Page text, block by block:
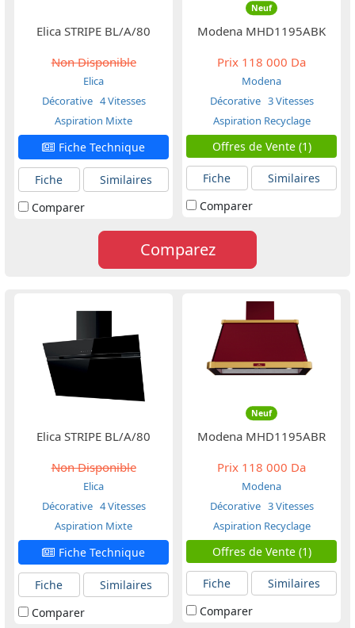
Elica STRIPE BL/A/80
Non Disponible
Elica
Décorative 4 Vitesses
Aspiration Mixte
Fiche Technique
Fiche
Similaires
Comparer
Neuf
Modena MHD1195ABK
Prix 118 000 Da
Modena
Décorative 3 Vitesses
Aspiration Recyclage
Offres de Vente (1)
Fiche
Similaires
Comparer
Comparez
Elica STRIPE BL/A/80
Non Disponible
Elica
Décorative 4 Vitesses
Aspiration Mixte
Fiche Technique
Fiche
Similaires
Comparer
Neuf
Modena MHD1195ABR
Prix 118 000 Da
Modena
Décorative 3 Vitesses
Aspiration Recyclage
Offres de Vente (1)
Fiche
Similaires
Comparer